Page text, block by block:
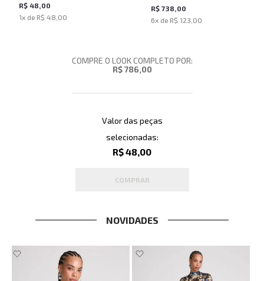
Masculina
R$ 48,00
1x de R$ 48,00
Masculino
R$ 738,00
6x de R$ 123,00
COMPRE O LOOK COMPLETO POR:
R$ 786,00
Valor das peças
selecionadas:
R$ 48,00
COMPRAR
NOVIDADES